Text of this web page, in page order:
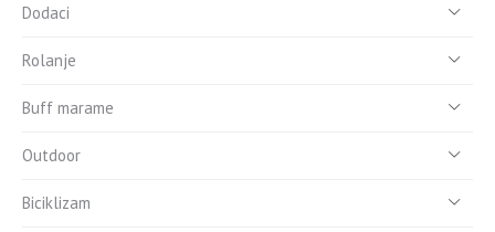
Dodaci
Rolanje
Buff marame
Outdoor
Biciklizam